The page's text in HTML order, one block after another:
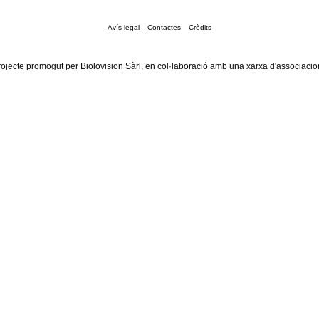
Avís legal Contactes Crèdits
promogut per Biolovision Sàrl, en col·laboració amb una xarxa